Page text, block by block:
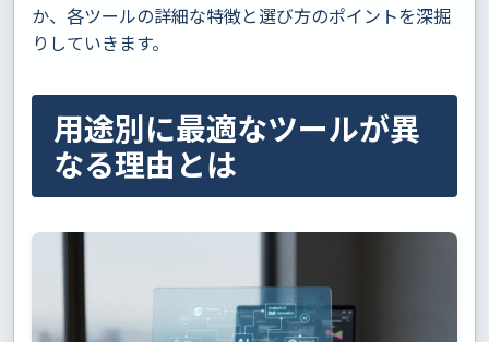
か、各ツールの詳細な特徴と選び方のポイントを深掘
りしていきます。
用途別に最適なツールが異
なる理由とは